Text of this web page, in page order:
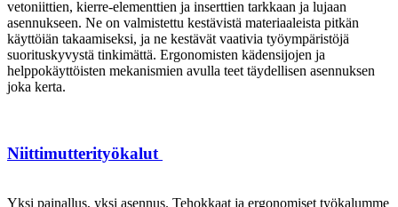
vetoniittien, kierre-elementtien ja inserttien tarkkaan ja lujaan
asennukseen. Ne on valmistettu kestävistä materiaaleista pitkän
käyttöiän takaamiseksi, ja ne kestävät vaativia työympäristöjä
suorituskyvystä tinkimättä. Ergonomisten kädensijojen ja
helppokäyttöisten mekanismien avulla teet täydellisen asennuksen
joka kerta.
Niittimutterityökalut
Yksi painallus, yksi asennus. Tehokkaat ja ergonomiset työkalumme